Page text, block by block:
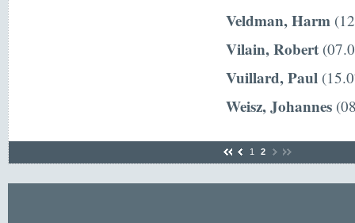
Veldman, Harm
Vilain, Robert
Vuillard, Paul
Weisz, Johannes
1 2